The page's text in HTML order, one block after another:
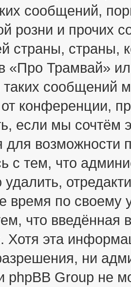
сообщений,
розни и прочих
страны, страны,
«Про Трамвай»
сообщений
конференции,
если мы
для возможности
с тем, что
время по своему
что
Хотя эта
ни
phpBB Group не